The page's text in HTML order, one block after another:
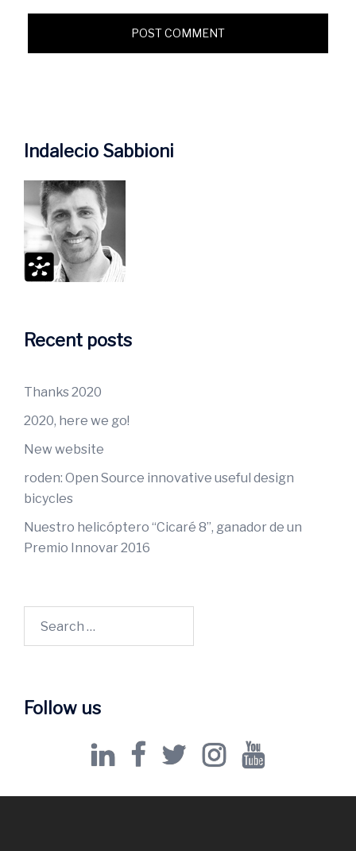
Indalecio Sabbioni
Recent posts
Thanks 2020
2020, here we go!
New website
roden: Open Source innovative useful design
bicycles
Nuestro helicóptero “Cicaré 8”, ganador de un
Premio Innovar 2016
Follow us
LinkedinFacebookTwitterInstagram